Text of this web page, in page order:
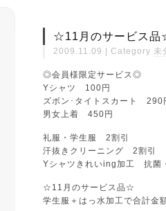
☆11月のサービス
2009.11.09 | Category 未
◎会員様限定サービス◎
Yシャツ 100円
ズボン･タイトスカート 290
男女上着 450円
礼服・学生服 2割引
汗抜きクリーニング 2割引
Yシャツきれいing加工 抗
☆11月のサービス品☆
学生服＋はっ水加工で合計金